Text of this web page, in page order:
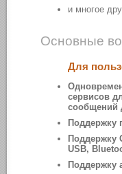
и многое
Основные
Для
сервисов
сообщений
Поддержку
Поддержку
USB,
Поддержку